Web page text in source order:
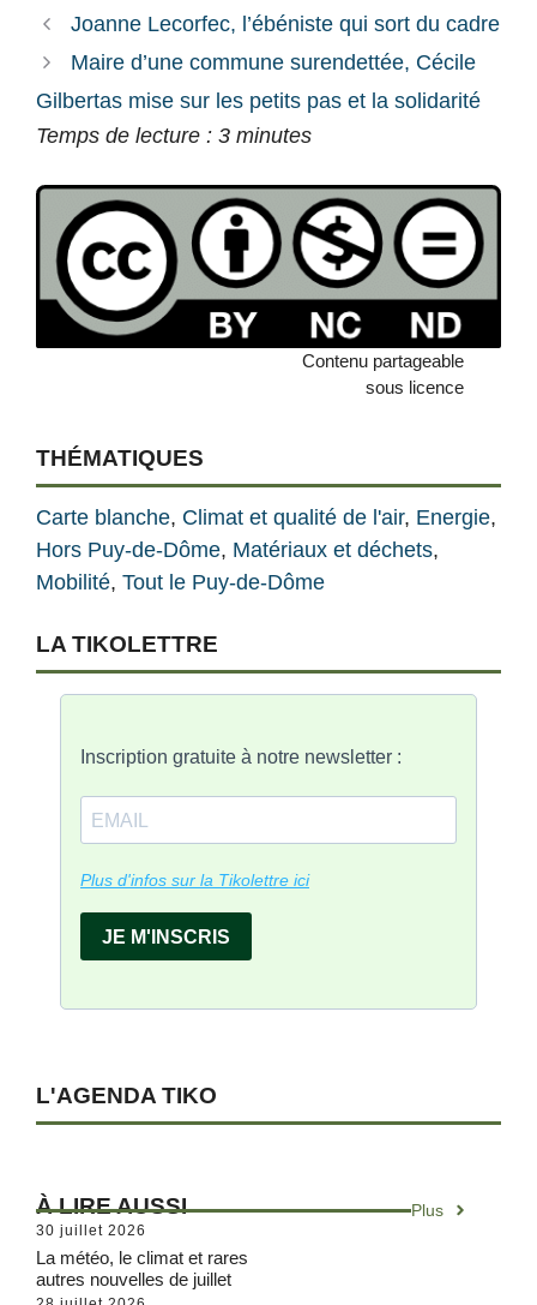
Joanne Lecorfec, l’ébéniste qui sort du cadre
Maire d’une commune surendettée, Cécile
Gilbertas mise sur les petits pas et la solidarité
Contenu partageable
sous licence
THÉMATIQUES
Carte blanche, Climat et qualité de l'air, Energie
Hors Puy-de-Dôme, Matériaux et déchets
Mobilité, Tout le Puy-de-Dôme
LA TIKOLETTRE
L'AGENDA TIKO
À LIRE AUSSI Plus
30 juillet 2026
La météo, le climat et rares
autres nouvelles de juillet